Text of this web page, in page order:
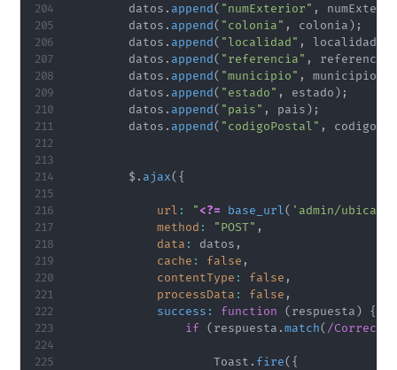
        datos
. append( "numExterior" ,
        datos
. append( "colonia" , colonia ) ;
        datos
. append( "localidad" , localidad
        datos
. append( "referencia" , referencia
        datos
. append( "municipio" , municipio
        datos
. append( "estado" , estado ) ;
        datos
. append( "pais" , pais ) ;
        datos
. append( "codigoPostal" ,
        $
. ajax( {
url : "<?= base_url( 'admin/
method : "POST" ,
data : datos ,
cache : false ,
contentType : false ,
processData : false ,
success : function ( respuesta )
{
if
( respuesta .match( /
                    Toast
. fire( {